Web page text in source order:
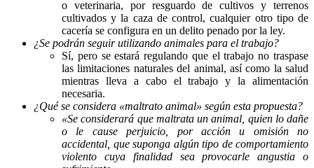
o veterinaria, por resguardo de cultivos y terrenos
cultivados y la caza de control, cualquier otro tipo de
cacería se configura en un delito penado por la ley.
¿Se podrán seguir utilizando animales para el trabajo?
Sí, pero se estará regulando que el trabajo no traspase
las limitaciones naturales del animal, así como la salud
mientras lleva a cabo el trabajo y la alimentación
necesaria.
¿Qué se considera «maltrato animal» según esta propuesta?
«Se considerará que maltrata un animal, quien lo dañe
o le cause perjuicio, por acción u omisión no
accidental, que suponga algún tipo de comportamiento
violento cuya finalidad sea provocarle angustia o